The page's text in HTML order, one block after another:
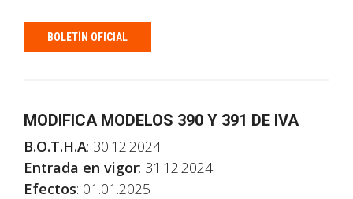
BOLETÍN OFICIAL
MODIFICA MODELOS 390 Y 391 DE IVA
B.O.T.H.A: 30.12.2024
Entrada en vigor: 31.12.2024
Efectos: 01.01.2025